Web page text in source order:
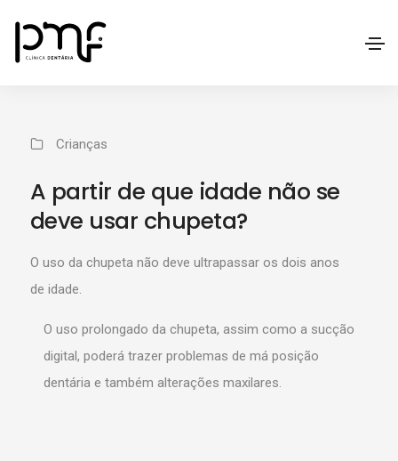
Crianças
A partir de que idade não se
deve usar chupeta?
O uso da chupeta não deve ultrapassar os dois anos
de idade.
O uso prolongado da chupeta, assim como a sucção
digital, poderá trazer problemas de má posição
dentária e também alterações maxilares.